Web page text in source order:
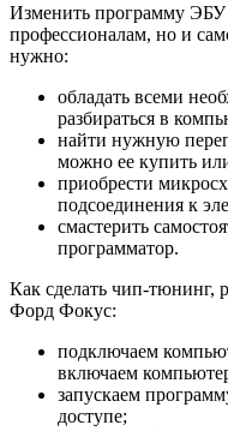
Изменить программу
профессионалам, но и
нужно:
обладать всеми
разбираться в
найти нужную
можно ее купить
приобрести
подсоединения к
смастерить
программатор.
Как сделать чип-тюнинг,
Форд Фокус:
подключаем
включаем
запускаем
доступе;